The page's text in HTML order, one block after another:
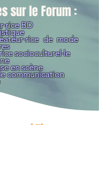
sur le Forum :
BD
de mode
socioculturel·le
en scène
communication
qui l'incarne